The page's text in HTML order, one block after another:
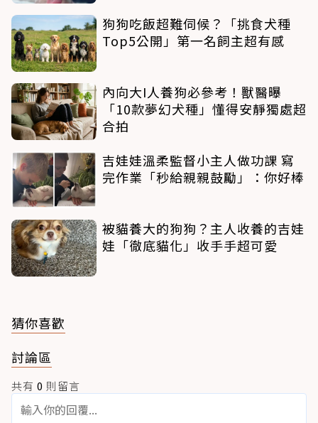
狗狗吃飯超難伺候？「挑食犬種
Top5公開」第一名飼主超有感
內向大I人養狗必參考！獸醫曝
「10款夢幻犬種」懂得安靜獨處超
合拍
吉娃娃溫柔監督小主人做功課 寫
完作業「秒給親親鼓勵」：你好棒
被貓養大的狗狗？主人收養的吉娃
娃「徹底貓化」收手手超可愛
猜你喜歡
討論區
共有 0 則留言